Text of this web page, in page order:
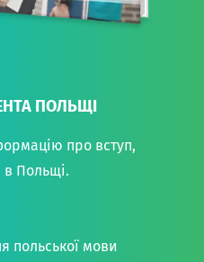
ПОЛЬЩІ
про вступ,
Польщі.
польської мови